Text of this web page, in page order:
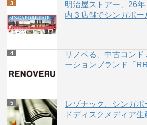
明治屋ストアー、26
内３店舗でシンガポー
リノベる、中古コン
ーションブランド「
レゾナック、シンガポ
ドディスクメディア生